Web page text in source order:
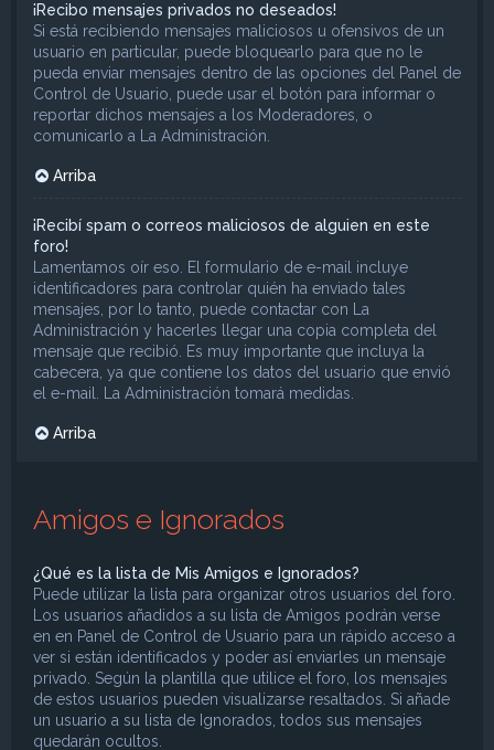
¡Recibo mensajes privados no deseados!
Si está recibiendo mensajes maliciosos u ofensivos de un
usuario en particular, puede bloquearlo para que no le
pueda enviar mensajes dentro de las opciones del Panel de
Control de Usuario, puede usar el botón para informar o
reportar dichos mensajes a los Moderadores, o
comunicarlo a La Administración.
Arriba
¡Recibí spam o correos maliciosos de alguien en este
foro!
Lamentamos oír eso. El formulario de e-mail incluye
identificadores para controlar quién ha enviado tales
mensajes, por lo tanto, puede contactar con La
Administración y hacerles llegar una copia completa del
mensaje que recibió. Es muy importante que incluya la
cabecera, ya que contiene los datos del usuario que envió
el e-mail. La Administración tomará medidas.
Arriba
Amigos e Ignorados
¿Qué es la lista de Mis Amigos e Ignorados?
Puede utilizar la lista para organizar otros usuarios del foro.
Los usuarios añadidos a su lista de Amigos podrán verse
en en Panel de Control de Usuario para un rápido acceso a
ver si están identificados y poder así enviarles un mensaje
privado. Según la plantilla que utilice el foro, los mensajes
de estos usuarios pueden visualizarse resaltados. Si añade
un usuario a su lista de Ignorados, todos sus mensajes
quedarán ocultos.